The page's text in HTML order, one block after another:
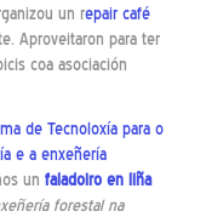
un repair café
Aproveitaron para ter
coa asociación
de Tecnoloxía para o
e a enxeñería
un faladoiro en liña
forestal na